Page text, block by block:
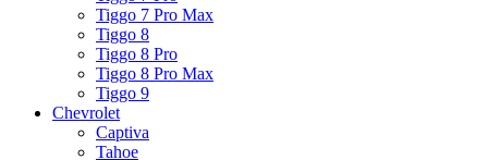
Tiggo 7 Pro Max
Tiggo 8
Tiggo 8 Pro
Tiggo 8 Pro Max
Tiggo 9
Chevrolet
Captiva
Tahoe